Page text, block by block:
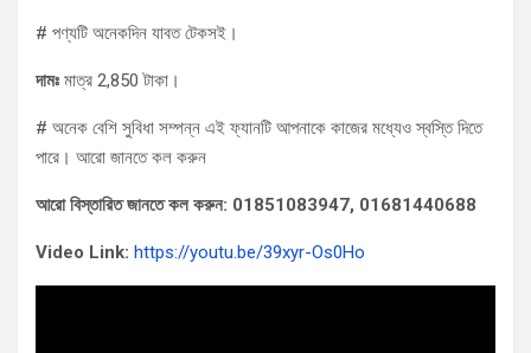
# পণ্যটি অনেকদিন যাবত টেকসই।
দামঃ মাত্র 2,850 টাকা।
# অনেক বেশি সুবিধা সম্পন্ন এই ফ্যানটি আপনাকে কাজের মধ্যেও স্বস্তি দিতে
পারে। আরো জানতে কল করুন
আরো বিস্তারিত জানতে কল করুন: 01851083947, 01681440688
Video Link: https://youtu.be/39xyr-Os0Ho